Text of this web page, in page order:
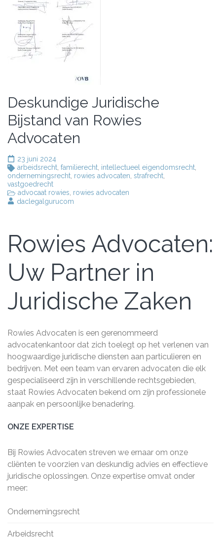
Deskundige Juridische
Bijstand van Rowies
Advocaten
23 juni 2024
arbeidsrecht familierecht intellectueel eigendomsrecht
ondernemingsrecht rowies advocaten strafrecht
vastgoedrecht
advocaat rowies rowies advocaten
daclegalgurucom
Rowies Advocaten:
Uw Partner in
Juridische Zaken
Rowies Advocaten is een gerenommeerd
advocatenkantoor dat zich toelegt op het verlenen van
hoogwaardige juridische diensten aan particulieren en
bedrijven. Met een team van ervaren advocaten die elk
gespecialiseerd zijn in verschillende rechtsgebieden,
staat Rowies Advocaten bekend om zijn professionele
aanpak en persoonlijke benadering.
ONZE EXPERTISE
Bij Rowies Advocaten streven we ernaar om onze
cliënten te voorzien van deskundig advies en effectieve
juridische oplossingen. Onze expertise omvat onder
meer:
Ondernemingsrecht
Arbeidsrecht